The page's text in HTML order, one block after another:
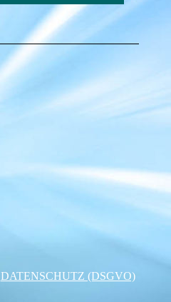
DATENSCHUTZ (DSGVO)